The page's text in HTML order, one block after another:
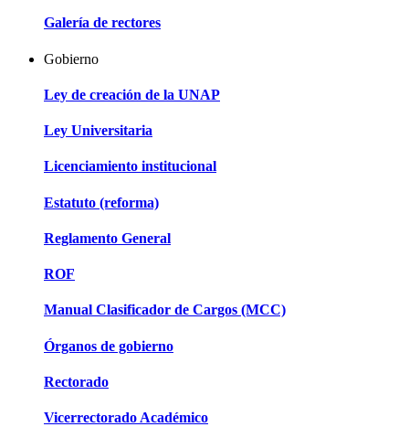
Galería de rectores
Gobierno
Ley de creación de la UNAP
Ley Universitaria
Licenciamiento institucional
Estatuto (reforma)
Reglamento General
ROF
Manual Clasificador de Cargos (MCC)
Órganos de gobierno
Rectorado
Vicerrectorado Académico